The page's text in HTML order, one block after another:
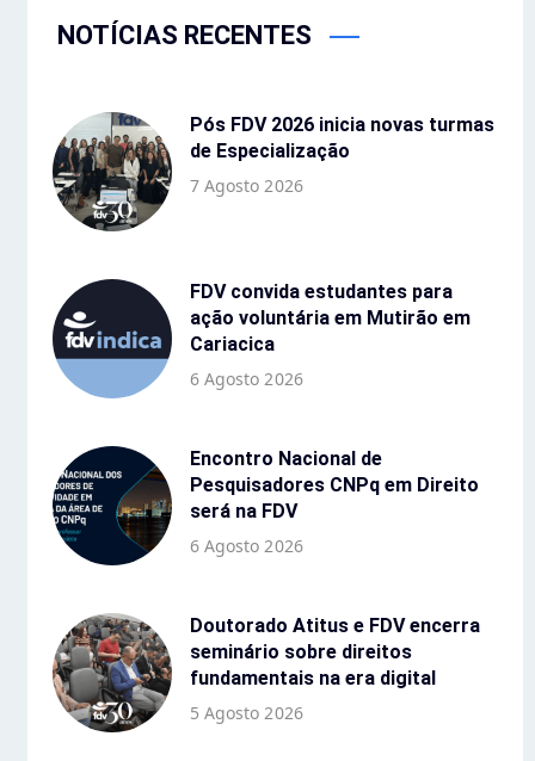
NOTÍCIAS RECENTES
Pós FDV 2026 inicia novas turmas
de Especialização
7 Agosto 2026
FDV convida estudantes para
ação voluntária em Mutirão em
Cariacica
6 Agosto 2026
Encontro Nacional de
Pesquisadores CNPq em Direito
será na FDV
6 Agosto 2026
Doutorado Atitus e FDV encerra
seminário sobre direitos
fundamentais na era digital
5 Agosto 2026